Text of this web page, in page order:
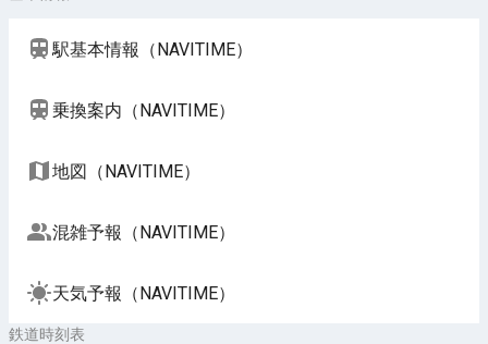
駅基本情報（NAVITIME）
乗換案内（NAVITIME）
地図（NAVITIME）
混雑予報（NAVITIME）
天気予報（NAVITIME）
鉄道時刻表